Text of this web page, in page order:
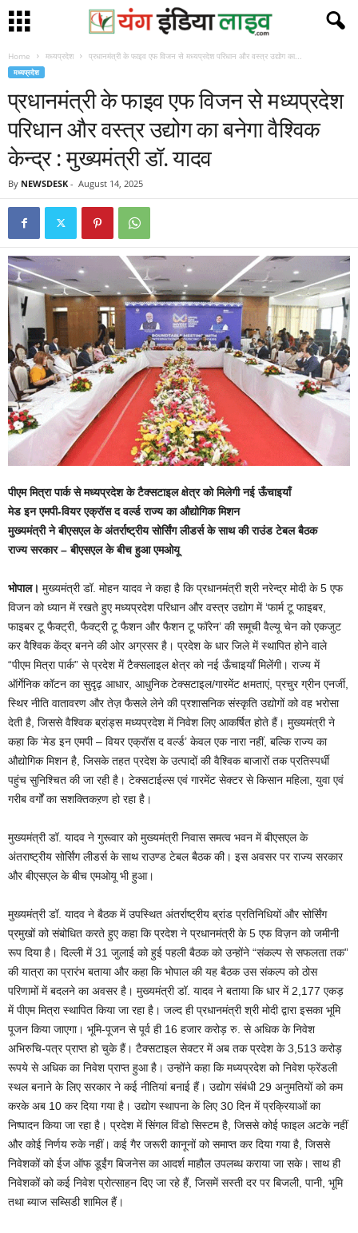
Home मध्यप्रदेश प्रधानमंत्री के फाइव एफ विजन से मध्यप्रदेश परिधान और वस्त्र उद्योग का...
मध्यप्रदेश
प्रधानमंत्री के फाइव एफ विजन से मध्यप्रदेश
परिधान और वस्त्र उद्योग का बनेगा वैश्विक
केन्द्र : मुख्यमंत्री डॉ. यादव
By NEWSDESK - August 14, 2025
पीएम मित्रा पार्क से मध्यप्रदेश के टैक्सटाइल क्षेत्र को मिलेगी नई ऊँचाइयाँ
मेड इन एमपी-वियर एक्रॉस द वर्ल्ड राज्य का औद्योगिक मिशन
मुख्यमंत्री ने बीएसएल के अंतर्राष्ट्रीय सोर्सिंग लीडर्स के साथ की राउंड टेबल बैठक
राज्य सरकार – बीएसएल के बीच हुआ एमओयू
भोपाल। मुख्यमंत्री डॉ. मोहन यादव ने कहा है कि प्रधानमंत्री श्री नरेन्द्र मोदी के 5 एफ
विजन को ध्यान में रखते हुए मध्यप्रदेश परिधान और वस्त्र उद्योग में ‘फार्म टू फाइबर,
फाइबर टू फैक्ट्री, फैक्ट्री टू फैशन और फैशन टू फॉरेन’ की समूची वैल्यू चेन को एकजुट
कर वैश्विक केंद्र बनने की ओर अग्रसर है। प्रदेश के धार जिले में स्थापित होने वाले
“पीएम मित्रा पार्क” से प्रदेश में टैक्सलाइल क्षेत्र को नई ऊँचाइयाँ मिलेंगी। राज्य में
ऑर्गेनिक कॉटन का सुदृढ़ आधार, आधुनिक टेक्सटाइल/गारमेंट क्षमताएं, प्रचुर ग्रीन एनर्जी,
स्थिर नीति वातावरण और तेज़ फैसले लेने की प्रशासनिक संस्कृति उद्योगों को वह भरोसा
देती है, जिससे वैश्विक ब्रांड्स मध्यप्रदेश में निवेश लिए आकर्षित होते हैं। मुख्यमंत्री ने
कहा कि ‘मेड इन एमपी – वियर एक्रॉस द वर्ल्ड’ केवल एक नारा नहीं, बल्कि राज्य का
औद्योगिक मिशन है, जिसके तहत प्रदेश के उत्पादों की वैश्विक बाजारों तक प्रतिस्पर्धी
पहुंच सुनिश्चित की जा रही है। टेक्सटाईल्स एवं गारमेंट सेक्टर से किसान महिला, युवा एवं
गरीब वर्गों का सशक्तिकऱण हो रहा है।
मुख्यमंत्री डॉ. यादव ने गुरूवार को मुख्यमंत्री निवास समत्व भवन में बीएसएल के
अंतराष्ट्रीय सोर्सिंग लीडर्स के साथ राउण्ड टेबल बैठक की। इस अवसर पर राज्य सरकार
और बीएसएल के बीच एमओयू भी हुआ।
मुख्यमंत्री डॉ. यादव ने बैठक में उपस्थित अंतर्राष्ट्रीय ब्रांड प्रतिनिधियों और सोर्सिंग
प्रमुखों को संबोधित करते हुए कहा कि प्रदेश ने प्रधानमंत्री के 5 एफ विज़न को जमीनी
रूप दिया है। दिल्ली में 31 जुलाई को हुई पहली बैठक को उन्होंने “संकल्प से सफलता तक”
की यात्रा का प्रारंभ बताया और कहा कि भोपाल की यह बैठक उस संकल्प को ठोस
परिणामों में बदलने का अवसर है। मुख्यमंत्री डॉ. यादव ने बताया कि धार में 2,177 एकड़
में पीएम मित्रा स्थापित किया जा रहा है। जल्द ही प्रधानमंत्री श्री मोदी द्वारा इसका भूमि
पूजन किया जाएगा। भूमि-पूजन से पूर्व ही 16 हजार करोड़ रु. से अधिक के निवेश
अभिरुचि-पत्र प्राप्त हो चुके हैं। टैक्सटाइल सेक्टर में अब तक प्रदेश के 3,513 करोड़
रूपये से अधिक का निवेश प्राप्त हुआ है। उन्होंने कहा कि मध्यप्रदेश को निवेश फ्रेंडली
स्थल बनाने के लिए सरकार ने कई नीतियां बनाई हैं। उद्योग संबंधी 29 अनुमतियों को कम
करके अब 10 कर दिया गया है। उद्योग स्थापना के लिए 30 दिन में प्रक्रियाओं का
निष्पादन किया जा रहा है। प्रदेश में सिंगल विंडो सिस्टम है, जिससे कोई फाइल अटके नहीं
और कोई निर्णय रुके नहीं। कई गैर जरूरी कानूनों को समाप्त कर दिया गया है, जिससे
निवेशकों को ईज ऑफ डूईंग बिजनेस का आदर्श माहौल उपलब्ध कराया जा सके। साथ ही
निवेशकों को कई निवेश प्रोत्साहन दिए जा रहे हैं, जिसमें सस्ती दर पर बिजली, पानी, भूमि
तथा ब्याज सब्सिडी शामिल हैं।